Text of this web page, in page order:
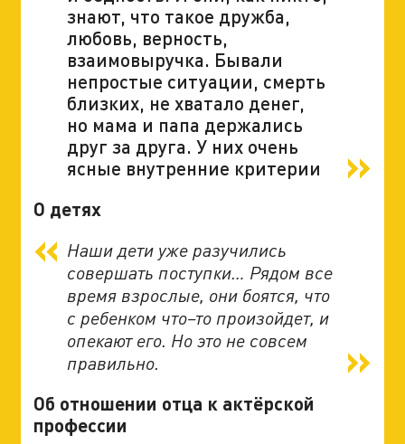
знают, что такое дружба,
любовь, верность,
взаимовыручка. Бывали
непростые ситуации, смерть
близких, не хватало денег,
но мама и папа держались
друг за друга. У них очень
ясные внутренние критерии
О детях
Наши дети уже разучились
совершать поступки… Рядом все
время взрослые, они боятся, что
с ребенком что–то произойдет, и
опекают его. Но это не совсем
правильно.
Об отношении отца к актёрской
профессии